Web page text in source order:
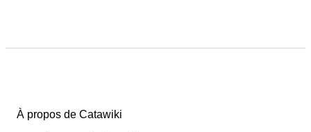
À propos de Catawiki